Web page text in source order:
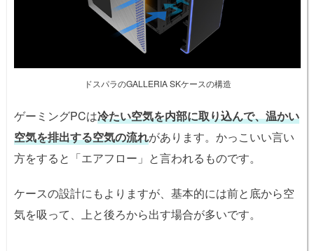
ドスパラのGALLERIA SKケースの構造
ゲーミングPCは冷たい空気を内部に取り込んで、温かい
空気を排出する空気の流れがあります。かっこいい言い
方をすると「エアフロー」と言われるものです。
ケースの設計にもよりますが、基本的には前と底から空
気を吸って、上と後ろから出す場合が多いです。